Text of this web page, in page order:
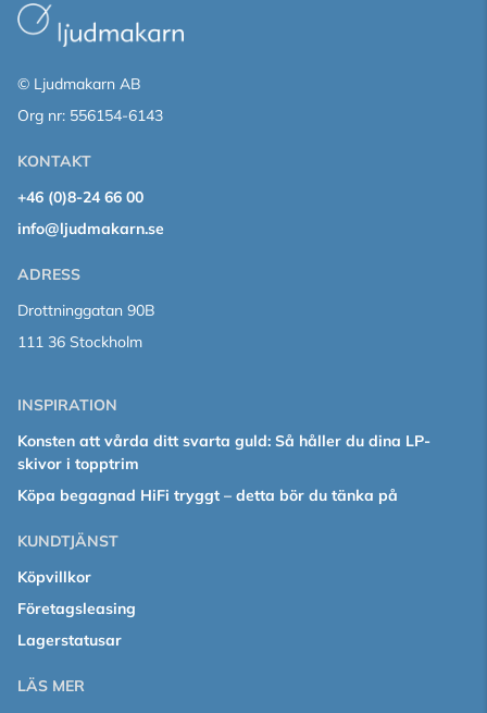
© Ljudmakarn AB
Org nr: 556154-6143
KONTAKT
+46 (0)8-24 66 00
info@ljudmakarn.se
ADRESS
Drottninggatan 90B
111 36 Stockholm
INSPIRATION
Konsten att vårda ditt svarta guld: Så håller du dina LP-
skivor i topptrim
Köpa begagnad HiFi tryggt – detta bör du tänka på
KUNDTJÄNST
Köpvillkor
Företagsleasing
Lagerstatusar
LÄS MER